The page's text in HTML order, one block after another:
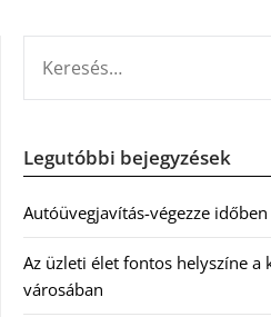
Legutóbbi bejegyzések
Autóüvegjavítás-végezze
Az üzleti élet fontos helyszíne a
városában